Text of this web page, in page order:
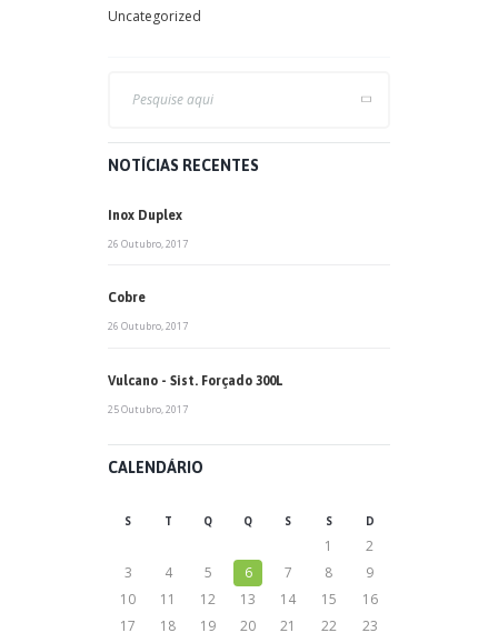
Uncategorized
NOTÍCIAS RECENTES
Inox Duplex
26 Outubro, 2017
Cobre
26 Outubro, 2017
Vulcano - Sist. Forçado 300L
25 Outubro, 2017
CALENDÁRIO
S T Q Q S S D
1
2
3
4 5 6 7 8
9
10
11 12 13 14 15
16
17
18 19 20 21 22
23